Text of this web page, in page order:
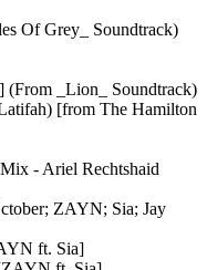
Of Grey_ Soundtrack)
_Lion_ Soundtrack)
[from The Hamilton
- Ariel Rechtshaid
ZAYN; Sia; Jay
ft. Sia]